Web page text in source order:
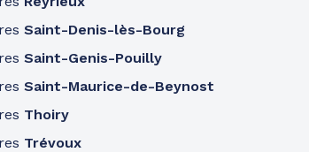
Saint-Denis-lès-Bourg
Saint-Genis-Pouilly
Saint-Maurice-de-Beynost
Thoiry
Trévoux